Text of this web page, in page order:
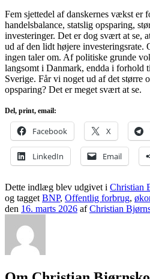
Fem sjettedel af danskernes vækst er
handelsbalance, statslig opsparing,
investeringer. Det er dog svært at se,
ud af den lidt højere investeringsrate.
ingen taler om. Af politiske grunde
langsomt i Danmark, endda i forhold
Sverige. Får vi noget ud af det større
opsparing? Det er meget svært at se.
Del, print, email:
Facebook X
LinkedIn Email
Dette indlæg blev udgivet i Christian
og tagget BNP, Offentlig forbrug,
den 16. marts 2026 afChristian